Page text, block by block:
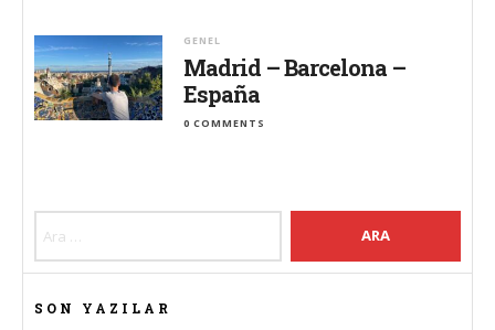
GENEL
Madrid – Barcelona –
España
0 COMMENTS
SON YAZILAR